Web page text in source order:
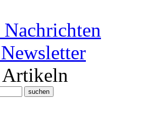
Nachrichten
Artikeln